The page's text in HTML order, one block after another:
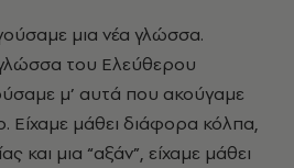
μια νέα γλώσσα.
του Ελεύθερου
μ’ αυτά που ακούγαμε
Είχαμε μάθει διάφορα κόλπα,
και μια “αξάν”, είχαμε μάθει